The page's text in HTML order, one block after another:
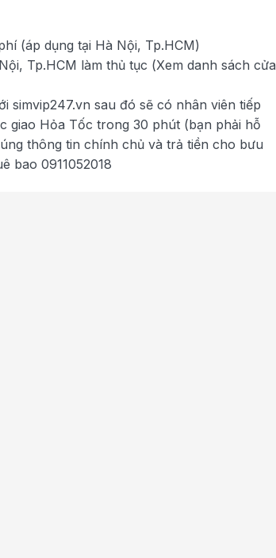
(áp dụng tại Hà Nội, Tp.HCM)
Tp.HCM làm thủ tục (Xem danh sách cửa
simvip247.vn sau đó sẽ có nhân viên tiếp
giao Hỏa Tốc trong 30 phút (bạn phải hỗ
thông tin chính chủ và trả tiền cho bưu
bao 0911052018